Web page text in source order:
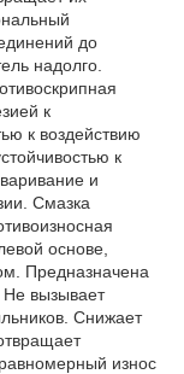
до
надолго.
к
к воздействию
к
и
Смазка
основе,
Предназначена
вызывает
Снижает
износ